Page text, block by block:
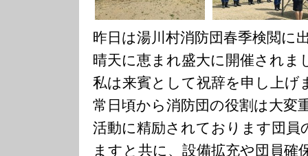
昨日は湯川村消防団春季検閲に
晴天に恵まれ盛大に開催されま
私は来賓として祝辞を申し上げ
常日頃から消防団の役割は大変
活動に精励されております団員
ますと共に、設備拡充や団員確